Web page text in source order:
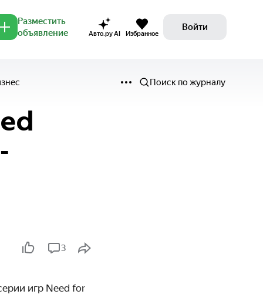
Разместить
объявление
Авто.ру AI Избранное
Войти
Поиск по журналу
3
игр Need for